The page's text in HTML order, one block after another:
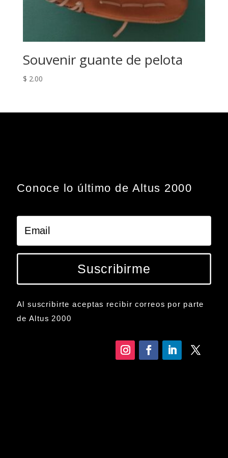
Souvenir guante de pelota
$ 2.00
Conoce lo último de Altus 2000
Suscribirme
Al suscribirte aceptas recibir correos por parte
de Altus 2000